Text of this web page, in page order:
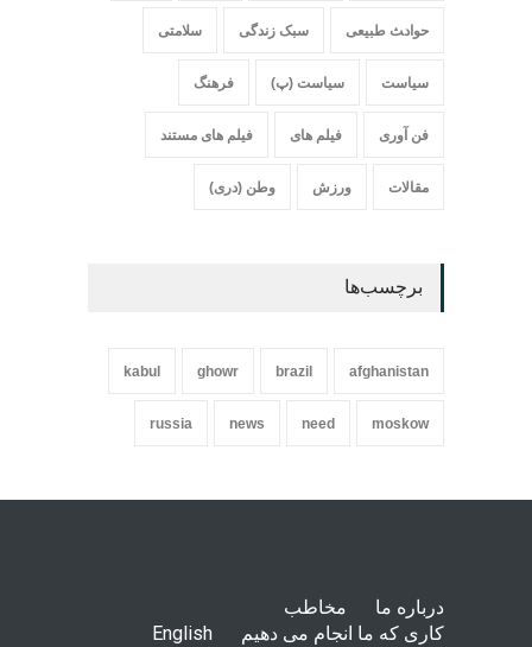
حواد‍‍‍ث طبیعی سبک زندگی سلامتی
سیاست سیاست (پ) فرهنگ
فن آوری فیلم های فیلم های مستند
مقالات ورزش وطن (دری)
برچسب‌ها
afghanistan
brazil
ghowr
kabul
moskow
need
news
russia
درباره ما
مخاطب
کاری که ما انجام می دهیم
English